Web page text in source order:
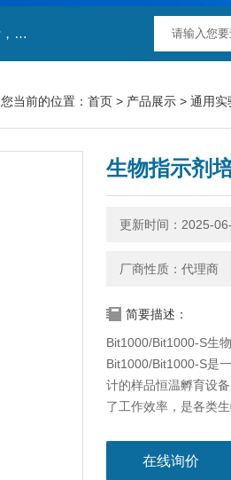
主营产品：实验室检测设备，离心机，食品安全检测设备，水质分析，紫外可见分光光度计，液氮罐，万分之一天平，离心机生物实验室工程，移液器
您当前的位置： 首页 > 产品展示 > 通用实
生物指示剂
更新时间：2025-
厂商性质：代理商
简要描述：
Bit1000/Bit1000-S生
Bit1000/Bit1000-S是
计的样品恒温孵育设
了工作效率，是各类
在线询价